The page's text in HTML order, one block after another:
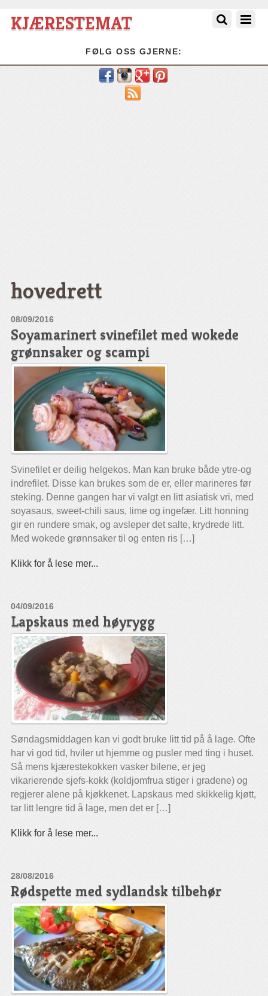
KJÆRESTEMAT
FØLG OSS GJERNE:
RSS
hovedrett
08/09/2016
Soyamarinert svinefilet med wokede
grønnsaker og scampi
Svinefilet er deilig helgekos. Man kan bruke både ytre-og
indrefilet. Disse kan brukes som de er, eller marineres før
steking. Denne gangen har vi valgt en litt asiatisk vri, med
soyasaus, sweet-chili saus, lime og ingefær. Litt honning
gir en rundere smak, og avsleper det salte, krydrede litt.
Med wokede grønnsaker til og enten ris […]
Klikk for å lese mer...
04/09/2016
Lapskaus med høyrygg
Søndagsmiddagen kan vi godt bruke litt tid på å lage. Ofte
har vi god tid, hviler ut hjemme og pusler med ting i huset.
Så mens kjærestekokken vasker bilene, er jeg
vikarierende sjefs-kokk (koldjomfrua stiger i gradene) og
regjerer alene på kjøkkenet. Lapskaus med skikkelig kjøtt,
tar litt lengre tid å lage, men det er […]
Klikk for å lese mer...
28/08/2016
Rødspette med sydlandsk tilbehør